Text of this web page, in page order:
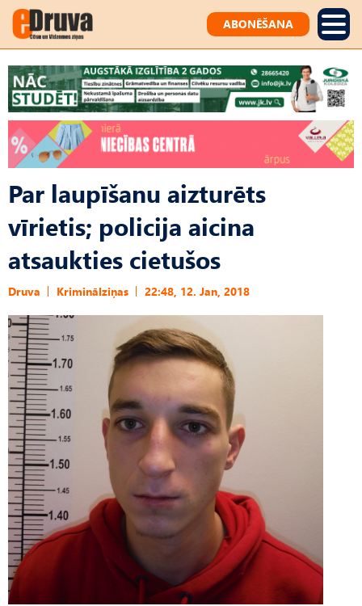
ABONĒŠANA
Par laupīšanu aizturēts
vīrietis; policija aicina
atsaukties cietušos
Druva Kriminālziņas 22:48, 12. Jan, 2018